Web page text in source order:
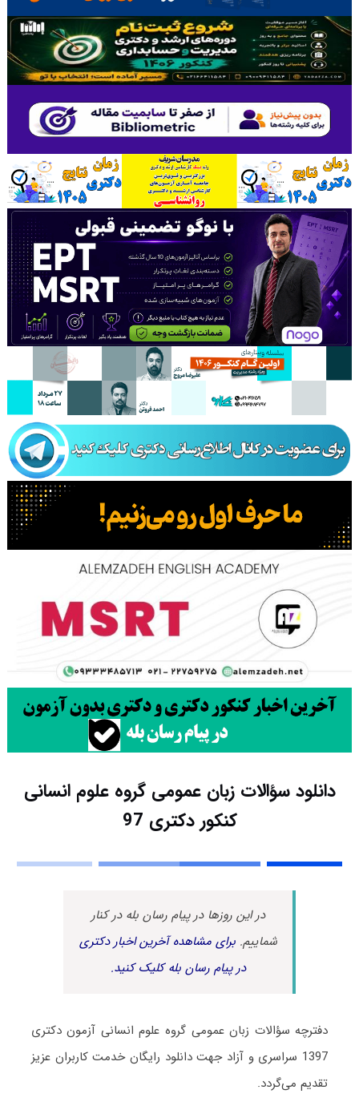
دانلود سؤالات زبان عمومی گروه علوم انسانی
کنکور دکتری 97
در این روزها در پیام رسان بله در کنار
شماییم.برای مشاهده آخرین اخبار دکتری
در پیام رسان بله کلیک کنید.
دفترچه سؤالات زبان عمومی گروه علوم انسانی آزمون دکتری
1397 سراسری و آزاد جهت دانلود رایگان خدمت کاربران عزیز
تقدیم می‌گردد.